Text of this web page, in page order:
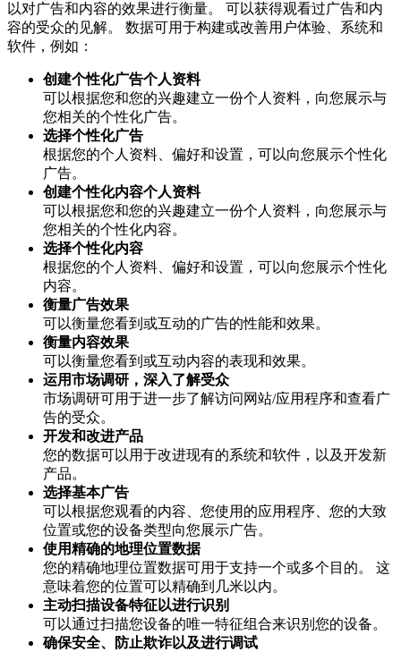
以对广告和内容的效果进行衡量。 可以获得观看过广告和内
容的受众的见解。 数据可用于构建或改善用户体验、系统和
软件，例如：
创建个性化广告个人资料
可以根据您和您的兴趣建立一份个人资料，向您展示与
您相关的个性化广告。
选择个性化广告
根据您的个人资料、偏好和设置，可以向您展示个性化
广告。
创建个性化内容个人资料
可以根据您和您的兴趣建立一份个人资料，向您展示与
您相关的个性化内容。
选择个性化内容
根据您的个人资料、偏好和设置，可以向您展示个性化
内容。
衡量广告效果
可以衡量您看到或互动的广告的性能和效果。
衡量内容效果
可以衡量您看到或互动内容的表现和效果。
运用市场调研，深入了解受众
市场调研可用于进一步了解访问网站/应用程序和查看广
告的受众。
开发和改进产品
您的数据可以用于改进现有的系统和软件，以及开发新
产品。
选择基本广告
可以根据您观看的内容、您使用的应用程序、您的大致
位置或您的设备类型向您展示广告。
使用精确的地理位置数据
您的精确地理位置数据可用于支持一个或多个目的。 这
意味着您的位置可以精确到几米以内。
主动扫描设备特征以进行识别
可以通过扫描您设备的唯一特征组合来识别您的设备。
确保安全、防止欺诈以及进行调试